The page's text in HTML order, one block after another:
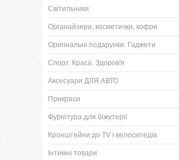
Світильники
Органайзери, косметички, кофри
Оригінальні подарунки. Гаджети
Спорт. Краса. Здоров'я
Аксесуари ДЛЯ АВТО
Прикраси
Фурнітура для біжутерії
Кронштейни до TV і велосипедів
Інтимні товари